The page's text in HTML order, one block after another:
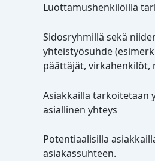
Luottamushenkilöillä
Sidosryhmillä sekä
yhteistyösuhde
päättäjät, virkahenkilöt,
Asiakkailla tarkoitetaan
asiallinen yhteys
Potentiaalisilla
asiakassuhteen.